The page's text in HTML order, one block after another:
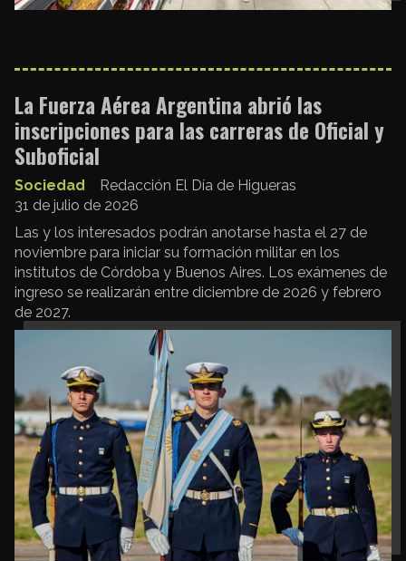
La Fuerza Aérea Argentina abrió las
inscripciones para las carreras de Oficial y
Suboficial
Redacción El Día de Higueras
Sociedad
31 de julio de 2026
Las y los interesados podrán anotarse hasta el 27 de
noviembre para iniciar su formación militar en los
institutos de Córdoba y Buenos Aires. Los exámenes de
ingreso se realizarán entre diciembre de 2026 y febrero
de 2027.